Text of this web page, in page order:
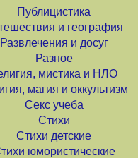
Публицистика
и география
Развлечения и досуг
Разное
мистика и НЛО
магия и оккультизм
Секс учеба
Стихи
Стихи детские
юмористические